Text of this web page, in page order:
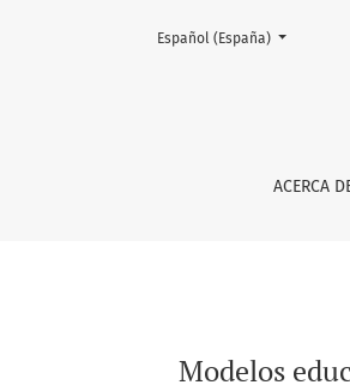
Modelos educativos
ACERCA
Cambiar el idioma. El actual
Español (España)
Modelos